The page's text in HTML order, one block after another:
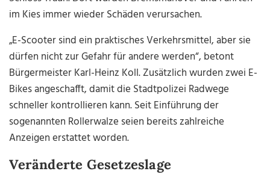
im Kies immer wieder Schäden verursachen.
„E-Scooter sind ein praktisches Verkehrsmittel, aber sie
dürfen nicht zur Gefahr für andere werden“, betont
BürgermeisterKarl-Heinz Koll. Zusätzlich wurden zwei E-
Bikes angeschafft, damit die Stadtpolizei Radwege
schneller kontrollieren kann. Seit Einführung der
sogenannten Rollerwalze seien bereits zahlreiche
Anzeigen erstattet worden.
Veränderte Gesetzeslage